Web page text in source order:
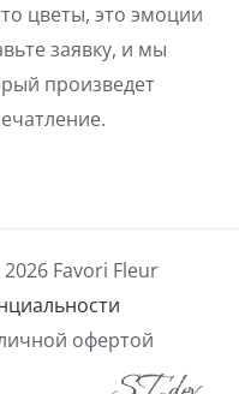
цветы, это эмоции
заявку, и мы
произведет
Favori Fleur
офертой